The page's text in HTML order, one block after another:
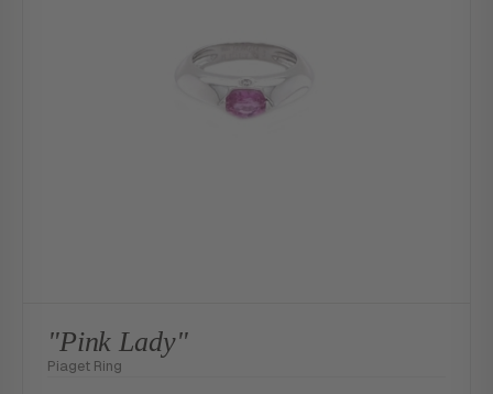
"Pink Lady"
Piaget Ring